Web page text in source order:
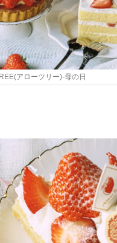
アローツリー)-母の日